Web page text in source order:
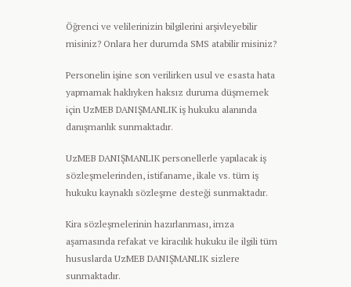
Öğrenci ve velilerinizin bilgilerini arşivleyebilir
misiniz? Onlara her durumda SMS atabilir misiniz?
Personelin işine son verilirken usul ve esasta hata
yapmamak haklıyken haksız duruma düşmemek
için UzMEB DANIŞMANLIK iş hukuku alanında
danışmanlık sunmaktadır.
UzMEB DANIŞMANLIK personellerle yapılacak iş
sözleşmelerinden, istifaname, ikale vs. tüm iş
hukuku kaynaklı sözleşme desteği sunmaktadır.
Kira sözleşmelerinin hazırlanması, imza
aşamasında refakat ve kiracılık hukuku ile ilgili tüm
hususlarda UzMEB DANIŞMANLIK sizlere
sunmaktadır.